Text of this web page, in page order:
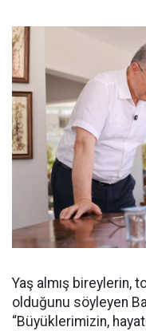
Yaş almış bireylerin,
olduğunu söyleyen
“Büyüklerimizin,